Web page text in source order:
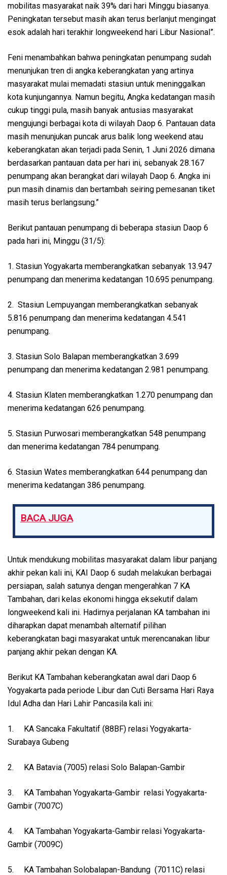
mobilitas masyarakat naik 39% dari hari Minggu biasanya.
Peningkatan tersebut masih akan terus berlanjut mengingat
esok adalah hari terakhir longweekend hari Libur Nasional”.
Feni menambahkan bahwa peningkatan penumpang sudah
menunjukan tren di angka keberangkatan yang artinya
masyarakat mulai memadati stasiun untuk meninggalkan
kota kunjungannya. Namun begitu, Angka kedatangan masih
cukup tinggi pula, masih banyak antusias masyarakat
mengujungi berbagai kota di wilayah Daop 6. Pantauan data
masih menunjukan puncak arus balik long weekend atau
keberangkatan akan terjadi pada Senin, 1 Juni 2026 dimana
berdasarkan pantauan data per hari ini, sebanyak 28.167
penumpang akan berangkat dari wilayah Daop 6. Angka ini
pun masih dinamis dan bertambah seiring pemesanan tiket
masih terus berlangsung.”
Berikut pantauan penumpang di beberapa stasiun Daop 6
pada hari ini, Minggu (31/5):
1. Stasiun Yogyakarta memberangkatkan sebanyak 13.947
penumpang dan menerima kedatangan 10.695 penumpang.
2. ⁠ Stasiun Lempuyangan memberangkatkan sebanyak
5.816 penumpang dan menerima kedatangan 4.541
penumpang.
3. ⁠Stasiun Solo Balapan memberangkatkan 3.699
penumpang dan menerima kedatangan 2.981 penumpang.
4. ⁠⁠⁠Stasiun Klaten memberangkatkan 1.270 penumpang dan
menerima kedatangan 626 penumpang.
5. ⁠Stasiun Purwosari memberangkatkan 548 penumpang
dan menerima kedatangan 784 penumpang.
6. ⁠Stasiun Wates memberangkatkan 644 penumpang dan
menerima kedatangan 386 penumpang.
BACA JUGA
Untuk mendukung mobilitas masyarakat dalam libur panjang
akhir pekan kali ini, KAI Daop 6 sudah melakukan berbagai
persiapan, salah satunya dengan mengerahkan 7 KA
Tambahan, dari kelas ekonomi hingga eksekutif dalam
longweekend kali ini. Hadirnya perjalanan KA tambahan ini
diharapkan dapat menambah alternatif pilihan
keberangkatan bagi masyarakat untuk merencanakan libur
panjang akhir pekan dengan KA.
Berikut KA Tambahan keberangkatan awal dari Daop 6
Yogyakarta pada periode Libur dan Cuti Bersama Hari Raya
Idul Adha dan Hari Lahir Pancasila kali ini:
1.
KA Sancaka Fakultatif (88BF) relasi Yogyakarta-
Surabaya Gubeng
2. KA Batavia (7005) relasi Solo Balapan-Gambir
3.
KA Tambahan Yogyakarta-Gambir relasi Yogyakarta-
Gambir (7007C)
4.
KA Tambahan Yogyakarta-Gambir relasi Yogyakarta-
Gambir (7009C)
5. KA Tambahan Solobalapan-Bandung (7011C) relasi